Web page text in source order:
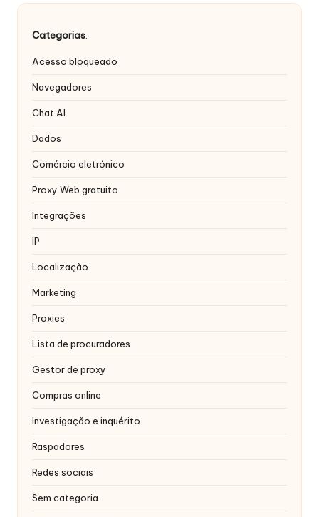
Categorias:
Acesso bloqueado
Navegadores
Chat AI
Dados
Comércio eletrónico
Proxy Web gratuito
Integrações
IP
Localização
Marketing
Proxies
Lista de procuradores
Gestor de proxy
Compras online
Investigação e inquérito
Raspadores
Redes sociais
Sem categoria